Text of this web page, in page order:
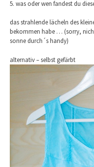
5. was oder wen fandest du
das strahlende lächeln des
bekommen habe … (sorry,
sonne durch´s handy)
alternativ – selbst gefärbt